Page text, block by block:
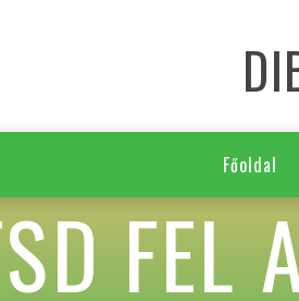
Főoldal
FEL